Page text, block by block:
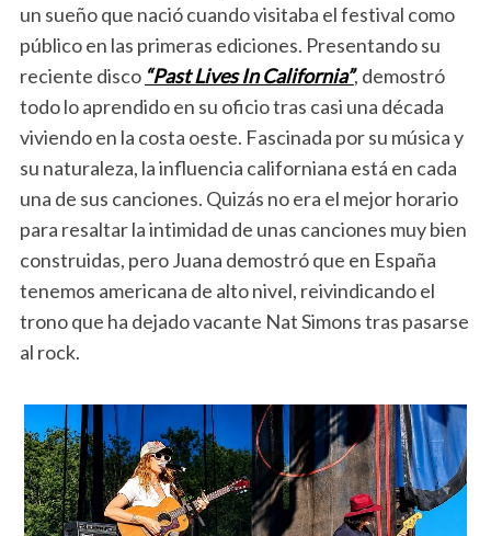
un sueño que nació cuando visitaba el festival como
público en las primeras ediciones. Presentando su
reciente disco “Past Lives In California”, demostró
todo lo aprendido en su oficio tras casi una década
viviendo en la costa oeste. Fascinada por su música y
su naturaleza, la influencia californiana está en cada
una de sus canciones. Quizás no era el mejor horario
para resaltar la intimidad de unas canciones muy bien
construidas, pero Juana demostró que en España
tenemos americana de alto nivel, reivindicando el
trono que ha dejado vacante Nat Simons tras pasarse
al rock.